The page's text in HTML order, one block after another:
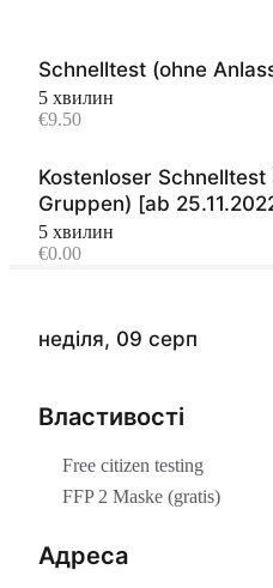
неділя, 09 серп
Властивості
Free citizen testing
FFP 2 Maske (gratis)
Адреса
Schnelltest (ohne
5 хвилин
€9.50
Kostenloser
Gruppen) [ab
5 хвилин
€0.00